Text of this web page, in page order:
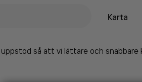
Karta
så att vi lättare och snabbare